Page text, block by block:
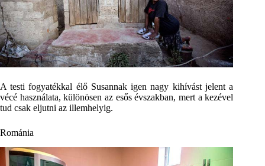
A testi fogyatékkal élő Susannak igen nagy kihívást jelent a
vécé használata, különösen az esős évszakban, mert a kezével
tud csak eljutni az illemhelyig.
Románia